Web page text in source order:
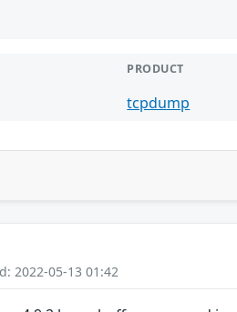
PRODUCT
tcpdump
2022-05-13 01:42